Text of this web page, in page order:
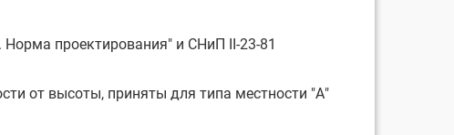
Норма проектирования" и СНиП II-23-81
от высоты, приняты для типа местности "А"